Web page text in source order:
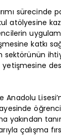
sürecinde
atölyesine
katkı
sektörünün
yetişmesine
Anadolu
yakından
çalışma